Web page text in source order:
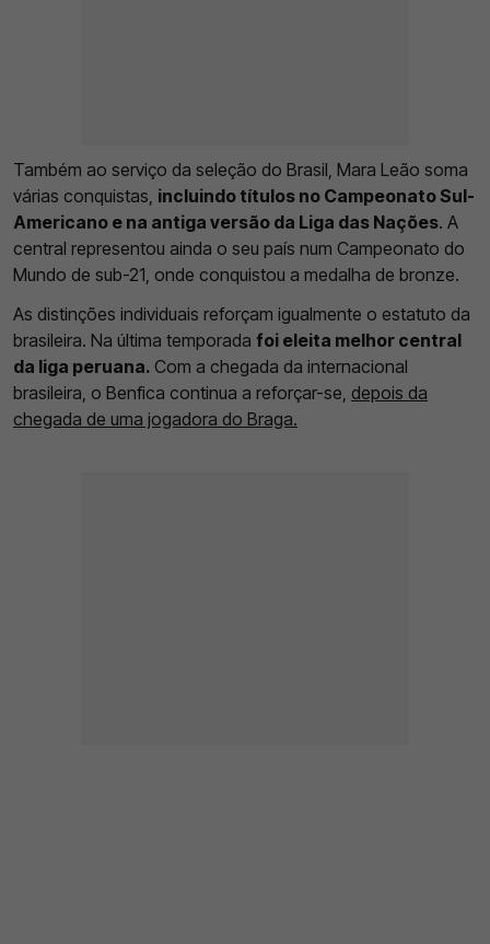
Também ao serviço da seleção do Brasil, Mara Leão soma
várias conquistas, incluindo títulos no Campeonato Sul-
Americano e na antiga versão da Liga das Nações. A
central representou ainda o seu país num Campeonato do
Mundo de sub-21, onde conquistou a medalha de bronze.
As distinções individuais reforçam igualmente o estatuto da
brasileira. Na última temporada foi eleita melhor central
da liga peruana. Com a chegada da internacional
brasileira, o Benfica continua a reforçar-se, depois da
chegada de uma jogadora do Braga.